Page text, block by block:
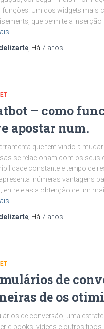
funções. Um dos widgets mais
que permite a
, Há 7 anos
– como
apostar num.
que tem vindo a
se relacionam com os seus
constante e tempo de
inúmeras vantagens
entre elas a obtenção de um
, Há 7 anos
de
de os
de conversão, uma
e-books, vídeos e outros